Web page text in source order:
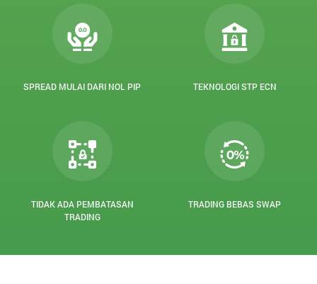
SPREAD MULAI DARI NOL PIP TEKNOLOGI STP ECN
TIDAK ADA PEMBATASAN
TRADING
TRADING BEBAS SWAP